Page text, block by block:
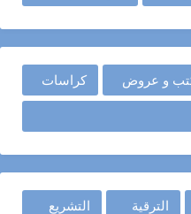
و عروض كراسات
الترقية التشريع